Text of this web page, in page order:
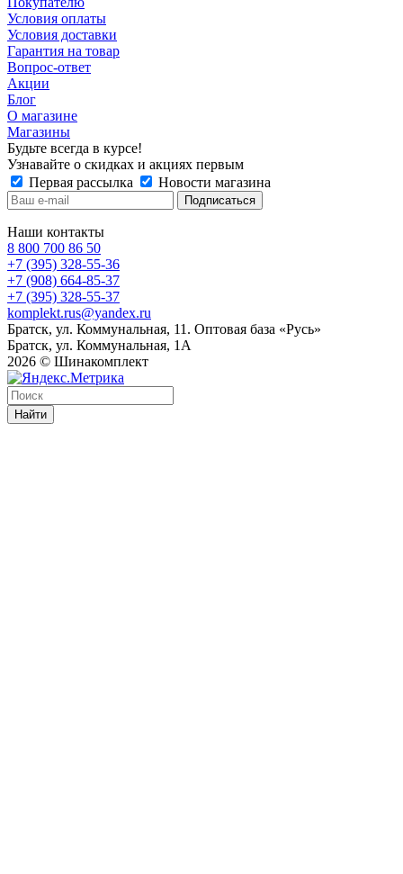
Условия оплаты
Условия доставки
Гарантия на товар
Вопрос-ответ
Акции
Блог
О магазине
Магазины
Будьте всегда в курсе!
Узнавайте о скидках и акциях первым
Первая рассылка
Новости магазина
Наши контакты
8 800 700 86 50
+7 (395) 328-55-36
+7 (908) 664-85-37
+7 (395) 328-55-37
komplekt.rus@yandex.ru
Братск, ул. Коммунальная, 11. Оптовая база «Русь»
Братск, ул. Коммунальная, 1А
2026 © Шинакомплект
Найти